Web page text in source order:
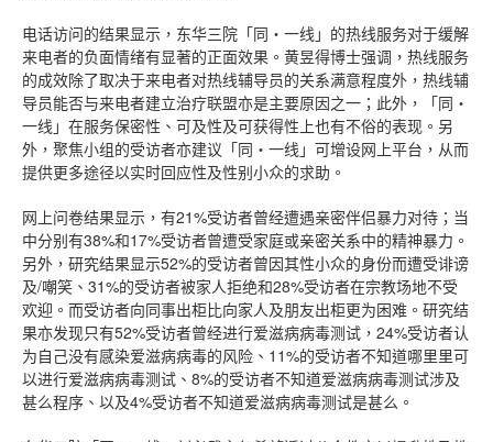
电话访问的结果显示，东华三院「同‧一线」的热线服务对于缓解
来电者的负面情绪有显著的正面效果。黄昱得博士强调，热线服务
的成效除了取决于来电者对热线辅导员的关系满意程度外，热线辅
导员能否与来电者建立治疗联盟亦是主要原因之一；此外，「同‧
一线」在服务保密性、可及性及可获得性上也有不俗的表现。另
外，聚焦小组的受访者亦建议「同‧一线」可增设网上平台，从而
提供更多途径以实时回应性及性别小众的求助。
网上问卷结果显示，有21%受访者曾经遭遇亲密伴侣暴力对待；当
中分别有38%和17%受访者曾遭受家庭或亲密关系中的精神暴力。
另外，研究结果显示52%的受访者曾因其性小众的身份而遭受诽谤
及/嘲笑、31%的受访者被家人拒绝和28%受访者在宗教场地不受
欢迎。而受访者向同事出柜比向家人及朋友出柜更为困难。研究结
果亦发现只有52%受访者曾经进行爱滋病病毒测试，24%受访者认
为自己没有感染爱滋病病毒的风险、11%的受访者不知道哪里里可
以进行爱滋病病毒测试、8%的受访者不知道爱滋病病毒测试涉及
甚么程序、以及4%受访者不知道爱滋病病毒测试是甚么。